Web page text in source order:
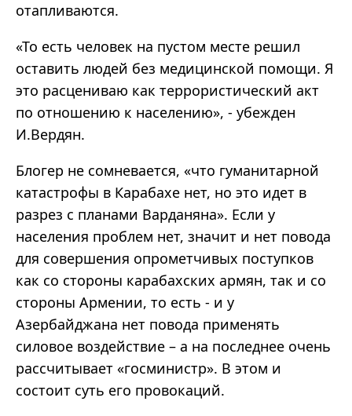
отапливаются.
«То есть человек на пустом месте решил
оставить людей без медицинской помощи. Я
это расцениваю как террористический акт
по отношению к населению», - убежден
И.Вердян.
Блогер не сомневается, «что гуманитарной
катастрофы в Карабахе нет, но это идет в
разрез с планами Варданяна». Если у
населения проблем нет, значит и нет повода
для совершения опрометчивых поступков
как со стороны карабахских армян, так и со
стороны Армении, то есть - и у
Азербайджана нет повода применять
силовое воздействие – а на последнее очень
рассчитывает «госминистр». В этом и
состоит суть его провокаций.